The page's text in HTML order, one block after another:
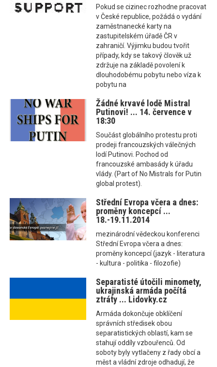
Pokud se cizinec rozhodne pracovat
v České republice, požádá o vydání
zaměstnanecké karty na
zastupitelském úřadě ČR v
zahraničí. Výjimku budou tvořit
případy, kdy se takový člověk už
zdržuje na základě povolení k
dlouhodobému pobytu nebo víza k
pobytu na
Žádné krvavé lodě Mistral
Putinovi! ... 14. července v
18:30
Součást globálního protestu proti
prodeji francouzských válečných
lodí Putinovi. Pochod od
francouzské ambasády k úřadu
vlády. (Part of No Mistrals for Putin
global protest).
Střední Evropa včera a dnes:
proměny koncepcí ...
18.-19.11.2014
mezinárodní vědeckou konferenci
Střední Evropa včera a dnes:
proměny koncepcí (jazyk - literatura
- kultura - politika - filozofie)
Separatisté útočili minomety,
ukrajinská armáda počítá
ztráty ... Lidovky.cz
Armáda dokončuje obklíčení
správních středisek obou
separatistických oblastí, kam se
stahují oddíly vzbouřenců. Od
soboty byly vytlačeny z řady obcí a
měst a vládní zdroje odhadují, že